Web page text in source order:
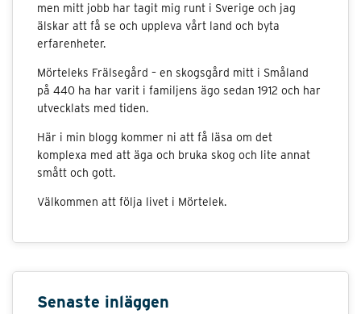
men mitt jobb har tagit mig runt i Sverige och jag
älskar att få se och uppleva vårt land och byta
erfarenheter.
Mörteleks Frälsegård – en skogsgård mitt i Småland
på 440 ha har varit i familjens ägo sedan 1912 och har
utvecklats med tiden.
Här i min blogg kommer ni att få läsa om det
komplexa med att äga och bruka skog och lite annat
smått och gott.
Välkommen att följa livet i Mörtelek.
Senaste inläggen